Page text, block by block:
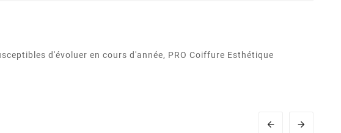
d'évoluer en cours d'année, PRO Coiffure Esthétique
 